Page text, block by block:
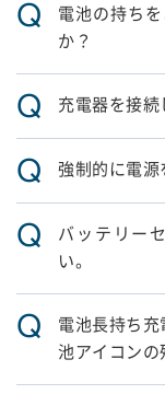
Q
電池の持ち
か？
Q 充電器を接続
Q 強制的に電源
Q
バッテリー
い。
Q
電池長持ち
池アイコンの